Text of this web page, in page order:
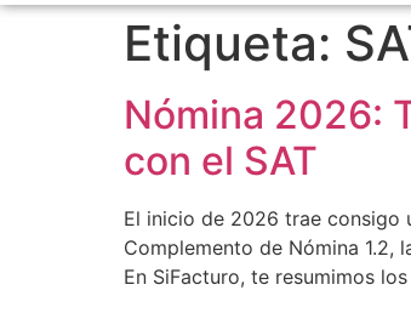
Etiqueta:
Nómina 2026:
con el SAT
El inicio de 2026 trae consigo
Complemento de Nómina 1.2,
En SiFacturo, te resumimos